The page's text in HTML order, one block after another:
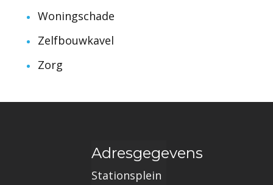
Woningschade
Zelfbouwkavel
Zorg
Adresgegevens
Stationsplein